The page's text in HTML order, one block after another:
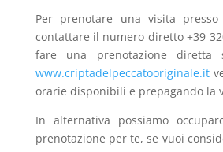
Per prenotare una visita
contattare il numero diretto+39
fare una prenotazione diretta
www.criptadelpeccatooriginale.it
orarie disponibili e prepagando la
In alternativa possiamo
prenotazione per te, se vuoi